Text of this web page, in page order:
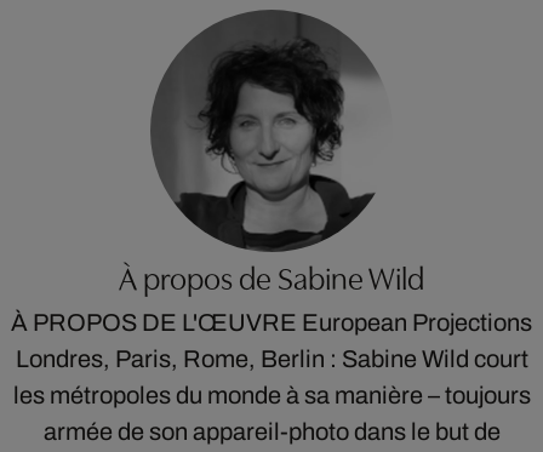
À propos de Sabine Wild
À PROPOS DE L'ŒUVRE European Projections
Londres, Paris, Rome, Berlin : Sabine Wild court
les métropoles du monde à sa manière – toujours
armée de son appareil-photo dans le but de